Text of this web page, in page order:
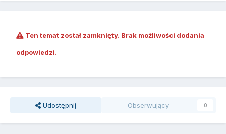
Ten temat został zamknięty. Brak możliwości dodania
odpowiedzi.
Udostępnij Obserwujący 0